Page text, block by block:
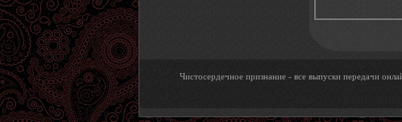
Чистосердечное признание - все выпуски передачи